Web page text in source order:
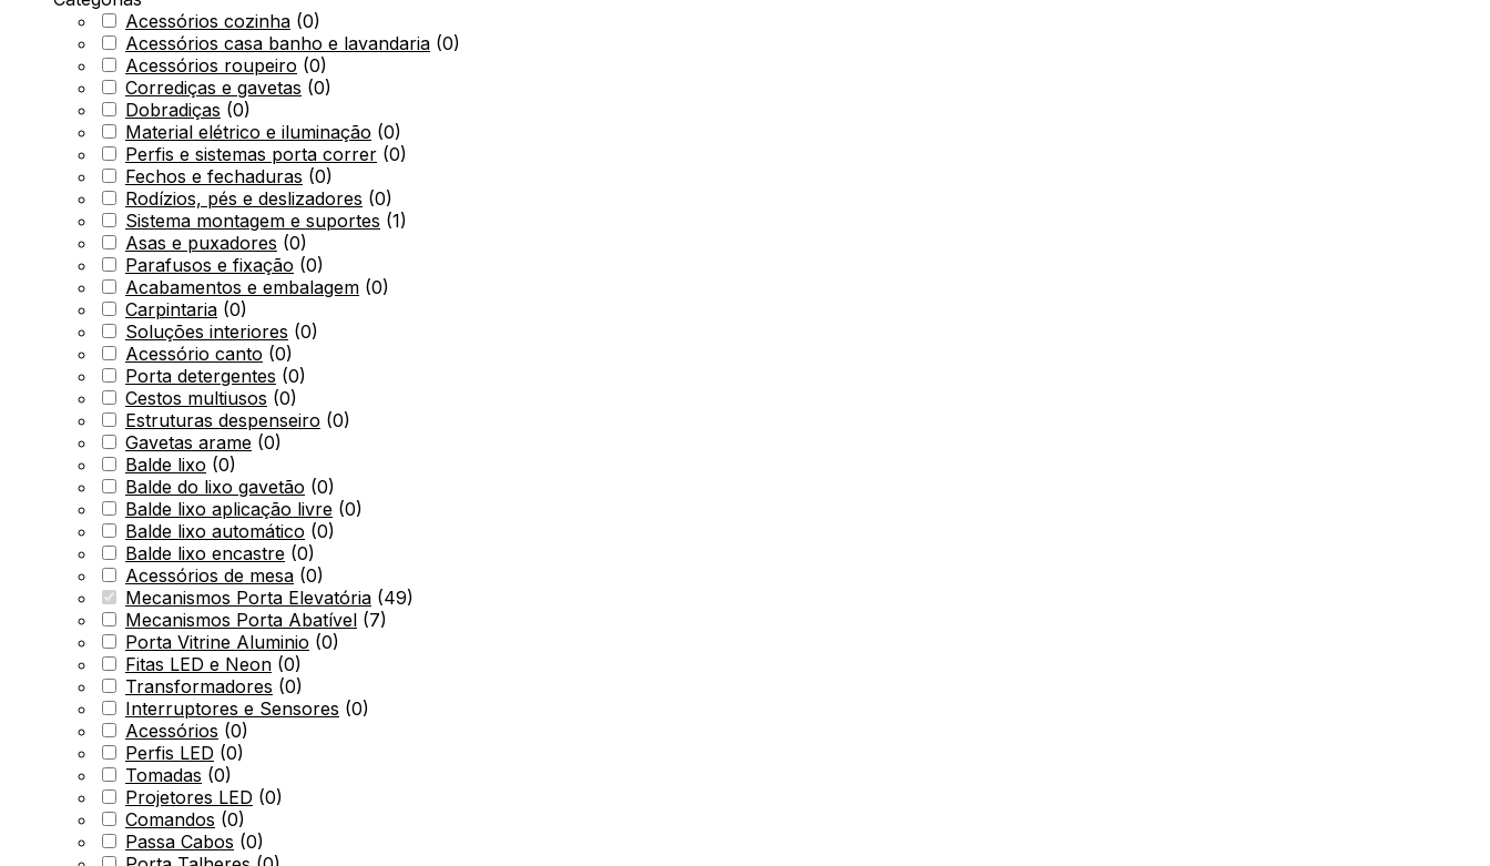
Acessórios cozinha (0)
Acessórios casa banho e lavandaria (0)
Acessórios roupeiro (0)
Corrediças e gavetas (0)
Dobradiças (0)
Material elétrico e iluminação (0)
Perfis e sistemas porta correr (0)
Fechos e fechaduras (0)
Rodízios, pés e deslizadores (0)
Sistema montagem e suportes (1)
Asas e puxadores (0)
Parafusos e fixação (0)
Acabamentos e embalagem (0)
Carpintaria (0)
Soluções interiores (0)
Acessório canto (0)
Porta detergentes (0)
Cestos multiusos (0)
Estruturas despenseiro (0)
Gavetas arame (0)
Balde lixo (0)
Balde do lixo gavetão (0)
Balde lixo aplicação livre (0)
Balde lixo automático (0)
Balde lixo encastre (0)
Acessórios de mesa (0)
Mecanismos Porta Elevatória (49)
Mecanismos Porta Abatível (7)
Porta Vitrine Aluminio (0)
Fitas LED e Neon (0)
Transformadores (0)
Interruptores e Sensores (0)
Acessórios (0)
Perfis LED (0)
Tomadas (0)
Projetores LED (0)
Comandos (0)
Passa Cabos (0)